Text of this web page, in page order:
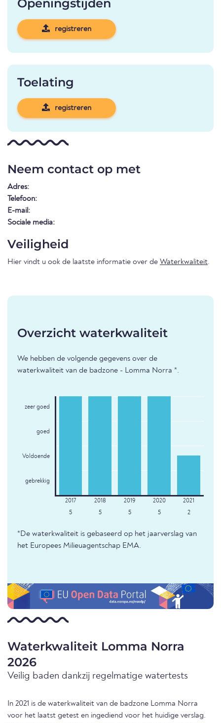
Openingstijden
registreren
Toelating
registreren
Neem contact op met
Adres:
Telefoon:
E-mail:
Sociale media:
Veiligheid
Hier vindt u ook de laatste informatie over de Waterkwaliteit.
Overzicht waterkwaliteit
We hebben de volgende gegevens over de
waterkwaliteit van de badzone - Lomma Norra *.
zeer goed
goed
Voldoende
gebrekkig
5 5 5 5 2
*De waterkwaliteit is gebaseerd op het jaarverslag van
het Europees Milieuagentschap EMA.
Waterkwaliteit Lomma Norra
2026
Veilig baden dankzij regelmatige watertests
In 2021 is de waterkwaliteit van de badzone Lomma Norra
voor het laatst getest en ingediend voor het huidige verslag.